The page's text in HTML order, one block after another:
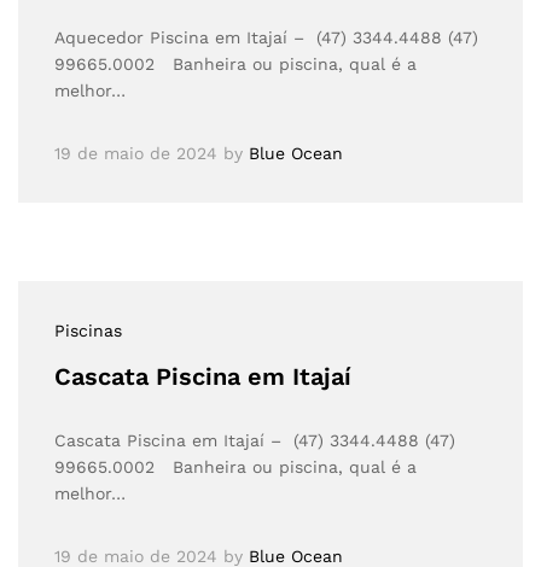
Aquecedor Piscina em Itajaí – (47) 3344.4488 (47)
99665.0002 Banheira ou piscina, qual é a
melhor…
19 de maio de 2024 by Blue Ocean
Piscinas
Cascata Piscina em Itajaí
Cascata Piscina em Itajaí – (47) 3344.4488 (47)
99665.0002 Banheira ou piscina, qual é a
melhor…
19 de maio de 2024 by Blue Ocean